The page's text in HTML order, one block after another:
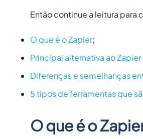
Então continue a leitura para
O que é o Zapier;
Principal alternativa ao Zapier
Diferenças e semelhanças
5 tipos de ferramentas que
O que é o